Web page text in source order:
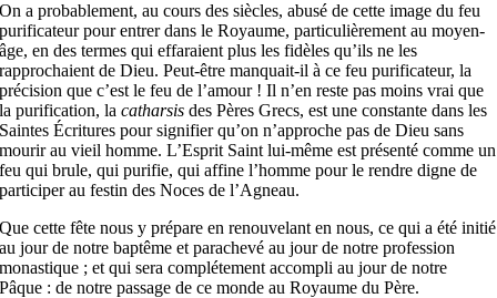
On a probablement, au cours des siècles, abusé de cette image du feu
purificateur pour entrer dans le Royaume, particulièrement au moyen-
âge, en des termes qui effaraient plus les fidèles qu’ils ne les
rapprochaient de Dieu. Peut-être manquait-il à ce feu purificateur, la
précision que c’est le feu de l’amour ! Il n’en reste pas moins vrai que
la purification, lacatharsis des Pères Grecs, est une constante dans les
Saintes Écritures pour signifier qu’on n’approche pas de Dieu sans
mourir au vieil homme. L’Esprit Saint lui-même est présenté comme un
feu qui brule, qui purifie, qui affine l’homme pour le rendre digne de
participer au festin des Noces de l’Agneau.
Que cette fête nous y prépare en renouvelant en nous, ce qui a été initié
au jour de notre baptême et parachevé au jour de notre profession
monastique ; et qui sera complétement accompli au jour de notre
Pâque : de notre passage de ce monde au Royaume du Père.